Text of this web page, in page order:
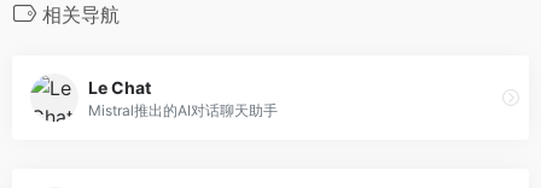
相关导航
Le Chat
Mistral推出的AI对话聊天助手